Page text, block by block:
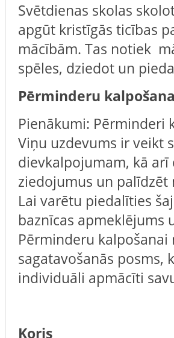
Svētdienas skolas
apgūt kristīgās ticības
mācībām. Tas notiek
spēles, dziedot un
Pērminderu kalpošana
Pienākumi: Pērminderi
Viņu uzdevums ir veikt
dievkalpojumam, kā
ziedojumus un palīdzēt
Lai varētu piedalīties
baznīcas apmeklējums
Pērminderu
sagatavošanās
individuāli apmācīti
Koris